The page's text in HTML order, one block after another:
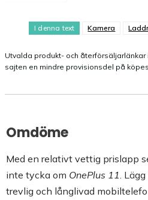
I denna text Kamera
Utvalda produkt- och
sajten en mindre provisionsdel på
Omdöme
Med en relativt vettig prislapp
inte tycka om OnePlus 11.
trevlig och långlivad